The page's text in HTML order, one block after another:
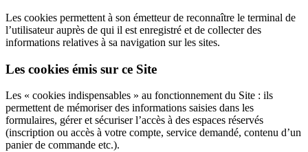
Les cookies permettent à son émetteur de reconnaître le terminal de
l’utilisateur auprès de qui il est enregistré et de collecter des
informations relatives à sa navigation sur les sites.
Les cookies émis sur ce Site
Les « cookies indispensables » au fonctionnement du Site : ils
permettent de mémoriser des informations saisies dans les
formulaires, gérer et sécuriser l’accès à des espaces réservés
(inscription ou accès à votre compte, service demandé, contenu d’un
panier de commande etc.).